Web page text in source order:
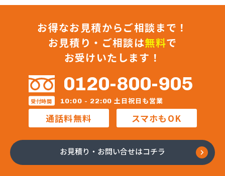
日豊ガス
日野燃料店有限会社
八原産業
美須賀燃料店
武智燃料店
福泉株式会社
宝ガス株式会社
毛利燃料店
木村プロパン
有限会社ニッタンガス
お得なお見積からご相談まで！
お見積り・ご相談は無料で
お受けいたします！
0120-800-905
受付時間 10:00 - 22:00 土日祝日も営業
通話料無料 スマホもOK
お見積り・お問い合せはコチラ